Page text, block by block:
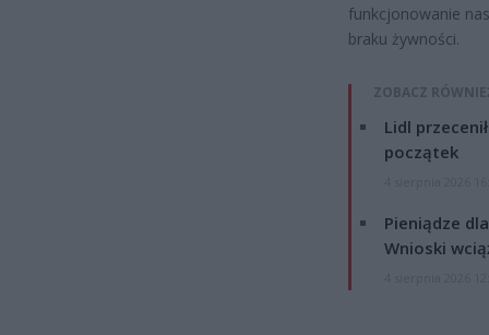
funkcjonowanie
braku żywności.
ZOBACZ
Lidl
początek
Pieniądze
Wnioski